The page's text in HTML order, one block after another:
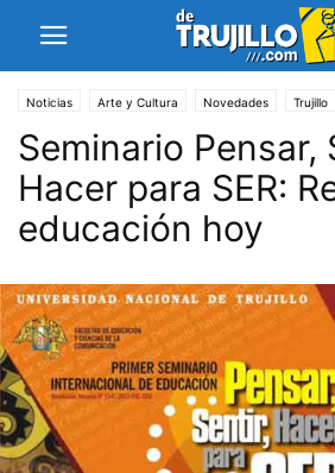
Noticias Arte y Cultura Novedades Trujillo
Seminario Pensar,
Hacer para SER:
educación hoy